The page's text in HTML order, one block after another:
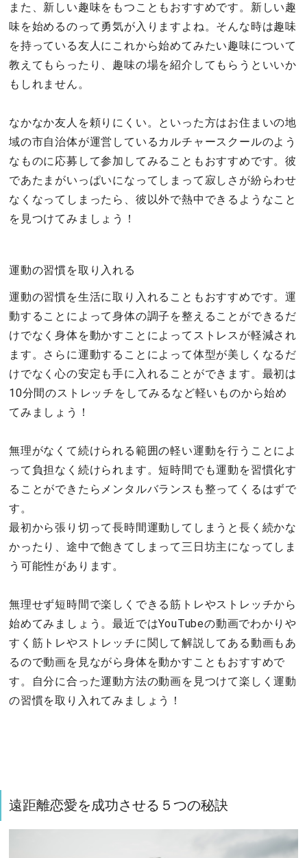
また、新しい趣味をもつこともおすすめです。新しい趣
味を始めるのって勇気が入りますよね。そんな時は趣味
を持っている友人にこれから始めてみたい趣味について
教えてもらったり、趣味の場を紹介してもらうといいか
もしれません。
なかなか友人を頼りにくい。といった方はお住まいの地
域の市自治体が運営しているカルチャースクールのよう
なものに応募して参加してみることもおすすめです。彼
であたまがいっぱいになってしまって寂しさが紛らわせ
なくなってしまったら、彼以外で熱中できるようなこと
を見つけてみましょう！
運動の習慣を取り入れる
運動の習慣を生活に取り入れることもおすすめです。運
動することによって身体の調子を整えることができるだ
けでなく身体を動かすことによってストレスが軽減され
ます。さらに運動することによって体型が美しくなるだ
けでなく心の安定も手に入れることができます。最初は
10分間のストレッチをしてみるなど軽いものから始め
てみましょう！
無理がなくて続けられる範囲の軽い運動を行うことによ
って負担なく続けられます。短時間でも運動を習慣化す
ることができたらメンタルバランスも整ってくるはずで
す。
最初から張り切って長時間運動してしまうと長く続かな
かったり、途中で飽きてしまって三日坊主になってしま
う可能性があります。
無理せず短時間で楽しくできる筋トレやストレッチから
始めてみましょう。最近ではYouTubeの動画でわかりや
すく筋トレやストレッチに関して解説してある動画もあ
るので動画を見ながら身体を動かすこともおすすめで
す。自分に合った運動方法の動画を見つけて楽しく運動
の習慣を取り入れてみましょう！
遠距離恋愛を成功させる５つの秘訣